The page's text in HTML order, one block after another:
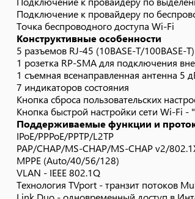
Работа со статическим адресом IP
Маршрутизация протокола IP
Трансляция IP-адресов NAT (Restricted
Таблица маршрутов (DHCP/ручная)
Межсетевой экран (SPI) с защитой от
Перенаправление портов (ручное/
Блокировка доступа в Интернет на
Агент IGMPv1/IGMPv2 (IGMP proxy,
Транзит VPN-соединений (PPTP или
Клиент служб DynDNS, NO-IP и TZO
Агент DNS (DNS Proxy)
Беспроводная сеть Wi-Fi
IEEE 802.11 b/g
IEEE 802.11n (авто 20/40 МГц,
Подключение к провайдеру по
Точка беспроводного доступа Wi-Fi
Конструктивные особенности
5 разъемов RJ-45 (10BASE-T/100BASE-
1 розетка RP-SMA для подключения
1 съемная всенаправленная антенна 5
7 индикаторов состояния
Кнопка сброса пользовательских
Кнопка быстрой настройки сети Wi-Fi -
Поддерживаемые функции и
IPoE/PPPoE/PPTP/L2TP
PAP/CHAP/MS-CHAP/MS-CHAP v2/
MPPE (Auto/40/56/128)
VLAN - IEEE 802.1Q
Технология TVport - транзит потоков